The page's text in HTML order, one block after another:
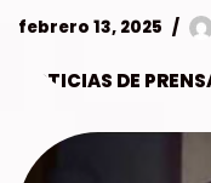
febrero 13, 2025
NOTICIAS DE